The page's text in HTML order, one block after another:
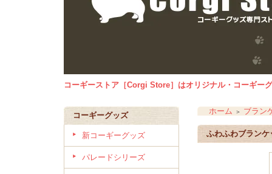
コーギーストア［Corgi Store］はオリジナル・コーギー
コーギーグッズ
新コーギーグッズ
パレードシリーズ
ホーム ＞ ブラ
ふわふわブラン